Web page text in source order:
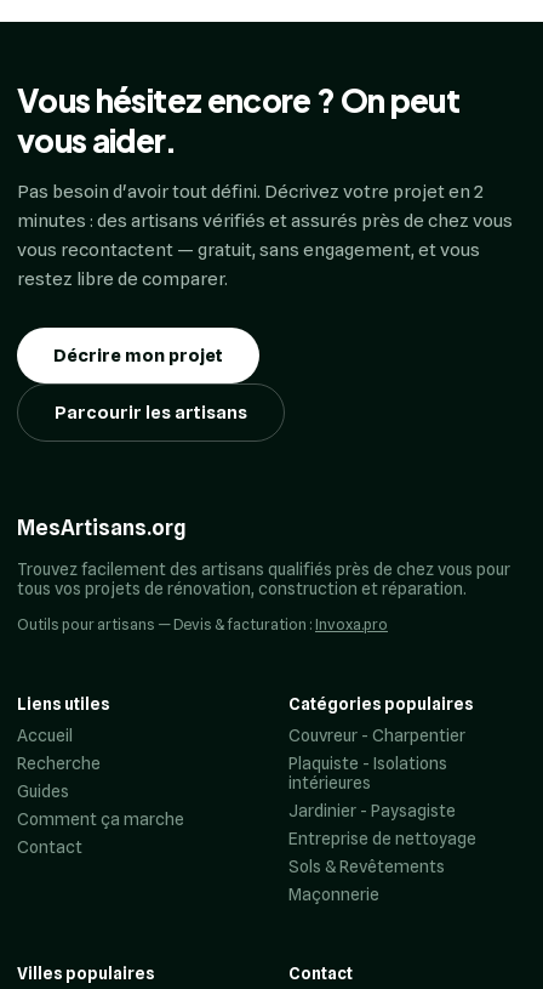
Vous hésitez encore ? On peut
vous aider.
Pas besoin d'avoir tout défini. Décrivez votre projet en 2
minutes : des artisans vérifiés et assurés près de chez vous
vous recontactent — gratuit, sans engagement, et vous
restez libre de comparer.
Décrire mon projet
Parcourir les artisans
MesArtisans.org
Trouvez facilement des artisans qualifiés près de chez vous pour
tous vos projets de rénovation, construction et réparation.
Outils pour artisans — Devis & facturation : Invoxa.pro
Liens utiles
Accueil
Recherche
Guides
Comment ça marche
Contact
Catégories populaires
Couvreur - Charpentier
Plaquiste - Isolations
intérieures
Jardinier - Paysagiste
Entreprise de nettoyage
Sols & Revêtements
Maçonnerie
Villes populaires Contact